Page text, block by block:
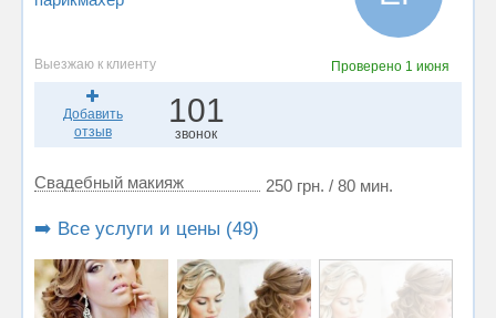
Выезжаю к клиенту Проверено 1 июня
Добавить
отзыв
101
звонок
Свадебный макияж 250 грн. / 80 мин.
➡️ Все услуги и цены (49)